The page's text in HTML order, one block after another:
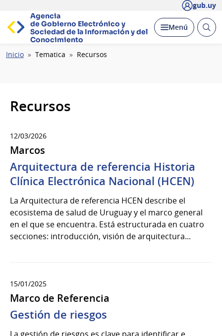
gub.uy
Agencia
de Gobierno Electrónico y
Sociedad de la Información y del
Conocimiento
Desplegar
Menú Abrir
Ruta
Inicio Tematica Recursos
Recursos
12/03/2026
Marcos
Arquitectura de referencia Historia
Clínica Electrónica Nacional (HCEN)
La Arquitectura de referencia HCEN describe el
ecosistema de salud de Uruguay y el marco general
en el que se encuentra. Está estructurada en cuatro
secciones: introducción, visión de arquitectura...
15/01/2025
Marco de Referencia
Gestión de riesgos